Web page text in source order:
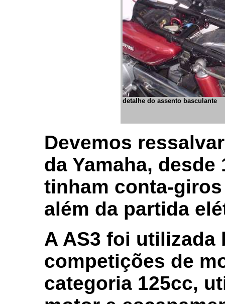
detalhe do assento basculante
Devemos
da Yamaha, desde
tinham conta-
além da partida
A AS3 foi utilizada
competições de
categoria 125cc,